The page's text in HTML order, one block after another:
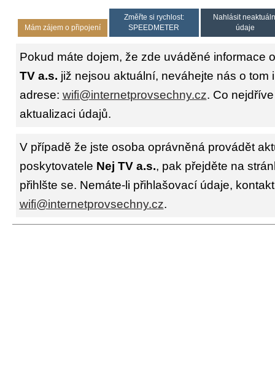
Mám zájem o připojení
Změřte si rychlost:
SPEEDMETER
Nahlásit
údaje
Pokud máte dojem, že zde uváděné informace
TV a.s. již nejsou aktuální, neváhejte nás o tom
adrese: wifi@internetprovsechny.cz. Co
aktualizaci údajů.
V případě že jste osoba oprávněná provádět
poskytovatele Nej TV a.s., pak přejděte na
přihlšte se. Nemáte-li přihlašovací údaje,
wifi@internetprovsechny.cz.